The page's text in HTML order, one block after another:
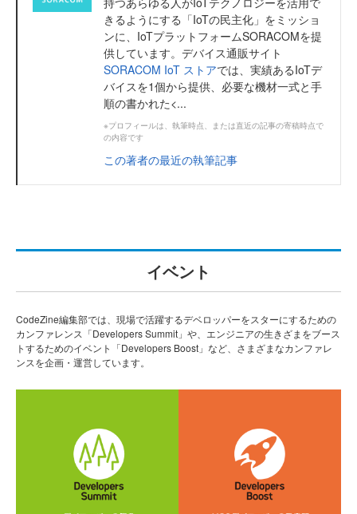
きるようにする「IoTの民主化」をミッショ
ンに、IoTプラットフォームSORACOMを提
供しています。デバイス通販サイト
SORACOM IoT ストアでは、実績あるIoTデ
バイスを1個から提供、必要な機材一式と手
順の書かれた<...
※プロフィールは、執筆時点、または直近の記事の寄稿時点で
の内容です
この著者の最近の執筆記事
イベント
CodeZine編集部では、現場で活躍するデベロッパーをスターにするための
カンファレンス「Developers Summit」や、エンジニアの生きざまをブース
トするためのイベント「Developers Boost」など、さまざまなカンファレ
ンスを企画・運営しています。